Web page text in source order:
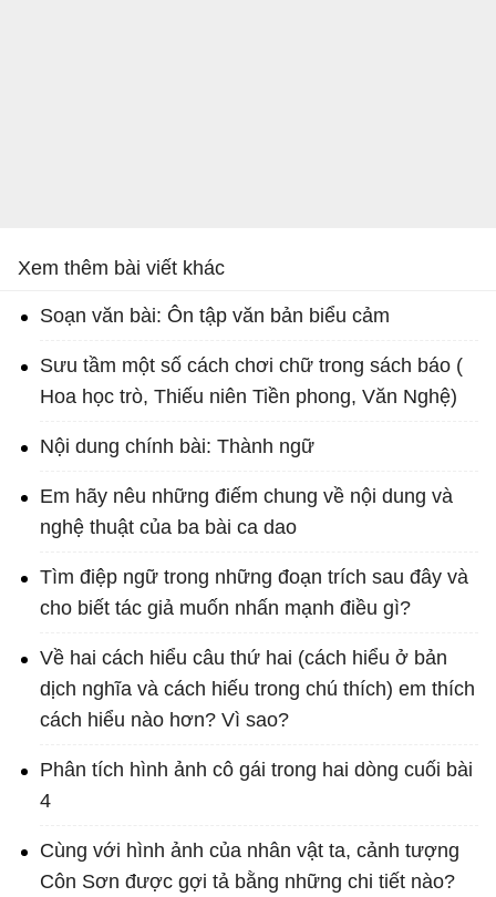
Xem thêm bài viết khác
Soạn văn bài: Ôn tập văn bản biểu cảm
Sưu tầm một số cách chơi chữ trong sách báo (
Hoa học trò, Thiếu niên Tiền phong, Văn Nghệ)
Nội dung chính bài: Thành ngữ
Em hãy nêu những điếm chung về nội dung và
nghệ thuật của ba bài ca dao
Tìm điệp ngữ trong những đoạn trích sau đây và
cho biết tác giả muốn nhấn mạnh điều gì?
Về hai cách hiểu câu thứ hai (cách hiểu ở bản
dịch nghĩa và cách hiếu trong chú thích) em thích
cách hiểu nào hơn? Vì sao?
Phân tích hình ảnh cô gái trong hai dòng cuối bài
4
Cùng với hình ảnh của nhân vật ta, cảnh tượng
Côn Sơn được gợi tả bằng những chi tiết nào?